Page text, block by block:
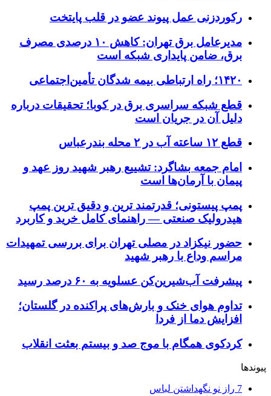
رکوردزنی عمل پیوند عضو در قلب پایتخت
مدیرعامل برق تهران: کاهش ۱۰ درصدی مصرف
برق، ضامن پایداری شبکه است
۱۴۲۰؛ راه ارتباطی بیمه شدگان تأمین‌اجتماعی
قطع شبکه سراسری برق در کوبا؛ تحقیقات درباره
دلیل آن در جریان است
قطع ۱۲ ساعته آب در ۲ محله بندرعباس
امام جمعه بشاگرد: تشییع رهبر شهید روز عهد و
پیمان با آرمان‌ها است
پمپ پیستونی؛ قدرتمند ترین و دقیق‌ ترین پمپ
هیدرولیک صنعتی — راهنمای کامل خرید و کاربرد
حضور نیکزاد در مصلی تهران برای بررسی تمهیدات
مراسم وداع با رهبر شهید
پیشرفت آب‌شیرین‌کن عسلویه به ۶۰ درصد رسید
تداوم هوای خنک و بارش‌های پراکنده در گلستان؛
افزایش دما از فردا
کردکوی همگام با موج صد و بیستم بعثت انقلاب
پیوندها
7 راز نو نگهداشتن لباس